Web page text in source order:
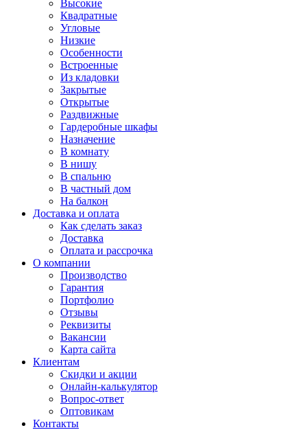
Высокие
Квадратные
Угловые
Низкие
Особенности
Встроенные
Из кладовки
Закрытые
Открытые
Раздвижные
Гардеробные шкафы
Назначение
В комнату
В нишу
В спальню
В частный дом
На балкон
Доставка и оплата
Как сделать заказ
Доставка
Оплата и рассрочка
О компании
Производство
Гарантия
Портфолио
Отзывы
Реквизиты
Вакансии
Карта сайта
Клиентам
Скидки и акции
Онлайн-калькулятор
Вопрос-ответ
Оптовикам
Контакты